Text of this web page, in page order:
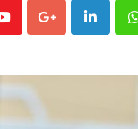
YoutubeGoogle+LinkedIn